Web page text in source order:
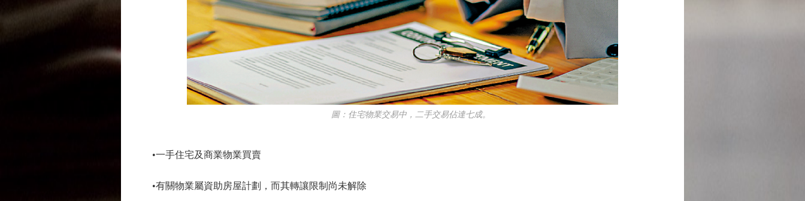
圖：住宅物業交易中，二手交易佔達七成。
•一手住宅及商業物業買賣
•有關物業屬資助房屋計劃，而其轉讓限制尚未解除